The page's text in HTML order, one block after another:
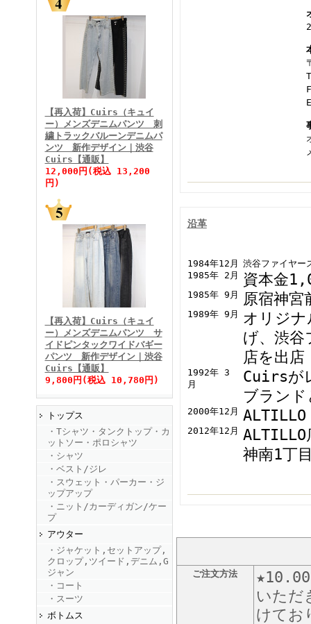
FINEBOYS2026年2月号
FINEBOYS2026年1月号
FINEBOYS2025年11月号
FINEBOYS2025年10月号
FINEBOYS2025年9月号
【再入荷】Cuirs（キュイ
ー）メンズデニムパンツ 刺
繍トラックバルーンデニムパ
ンツ 新作デザイン｜渋谷
Cuirs【通販】
12,000円(税込 13,200
円)
【再入荷】Cuirs（キュイ
ー）メンズデニムパンツ サ
イドピンタックワイドバギー
パンツ 新作デザイン｜渋谷
Cuirs【通販】
9,800円(税込 10,780円)
トップス
・Tシャツ・タンクトップ・カ
ットソー・ポロシャツ
・シャツ
・ベスト/ジレ
・スウェット・パーカー・ジ
ップアップ
・ニット/カーディガン/ケー
プ
アウター
・ジャケット,セットアップ,
クロップ,ツイード,デニム,G
ジャン
・コート
・スーツ
ボトムス
沿革
1984年12月 渋谷ファイヤー
1985年 2月
資本金
1985年 9月 原宿神
1989年 9月
オリジ
げ、渋
店を出店
1992年 3
月
Cuirsが
ブラン
2000年12月
2012年12月
神南1丁
ご注文方法
いただ
けてお